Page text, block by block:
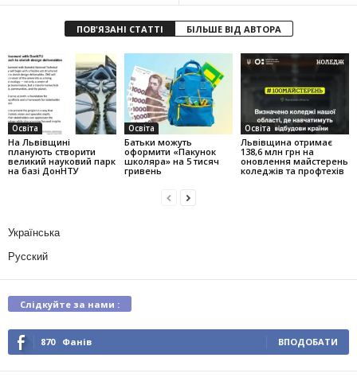
ПОВ'ЯЗАНІ СТАТТІ БІЛЬШЕ ВІД АВТОРА
Освіта
На Львівщині
планують створити
великий науковий парк
на базі ДонНТУ
Освіта
Батьки можуть
оформити «Пакунок
школяра» на 5 тисяч
гривень
Освіта
Львівщина отримає
138,6 млн грн на
оновлення майстерень
коледжів та профтехів
Українська
Русский
Слідкуйте за нами :
870 Фанів ВПОДОБАТИ